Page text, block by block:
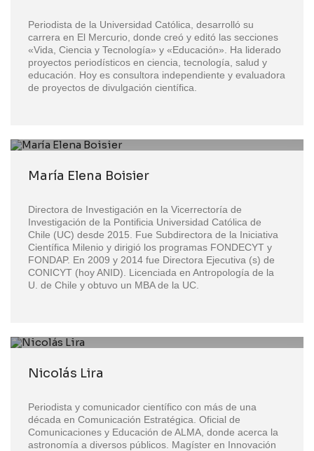
Periodista de la Universidad Católica, desarrolló su
carrera en El Mercurio, donde creó y editó las secciones
«Vida, Ciencia y Tecnología» y «Educación». Ha liderado
proyectos periodísticos en ciencia, tecnología, salud y
educación. Hoy es consultora independiente y evaluadora
de proyectos de divulgación científica.
María Elena Boisier
Directora de Investigación en la Vicerrectoría de
Investigación de la Pontificia Universidad Católica de
Chile (UC) desde 2015. Fue Subdirectora de la Iniciativa
Científica Milenio y dirigió los programas FONDECYT y
FONDAP. En 2009 y 2014 fue Directora Ejecutiva (s) de
CONICYT (hoy ANID). Licenciada en Antropología de la
U. de Chile y obtuvo un MBA de la UC.
Nicolás Lira
Periodista y comunicador científico con más de una
década en Comunicación Estratégica. Oficial de
Comunicaciones y Educación de ALMA, donde acerca la
astronomía a diversos públicos. Magíster en Innovación